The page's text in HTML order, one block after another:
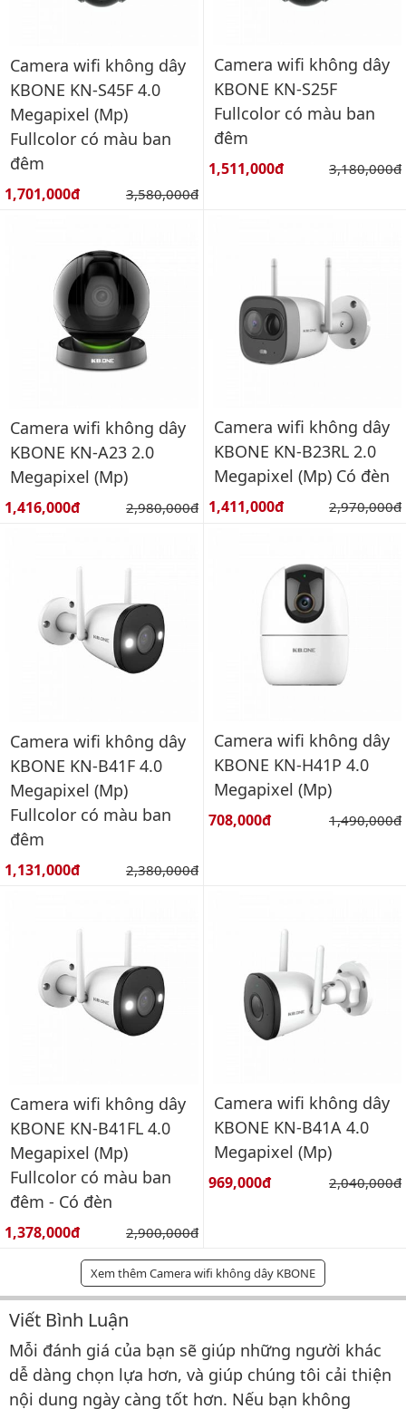
Camera wifi không dây
KBONE KN-S45F 4.0
Megapixel (Mp)
Fullcolor có màu ban
đêm
Giá bán:
1,701,000đ Giá gốc:
3,580,000đ
Camera wifi không dây
KBONE KN-S25F
Fullcolor có màu ban
đêm
Giá bán:
1,511,000đ Giá gốc:
3,180,000đ
Camera wifi không dây
KBONE KN-A23 2.0
Megapixel (Mp)
Giá bán:
1,416,000đ Giá gốc:
2,980,000đ
Camera wifi không dây
KBONE KN-B23RL 2.0
Megapixel (Mp) Có đèn
Giá bán:
1,411,000đ Giá gốc:
2,970,000đ
Camera wifi không dây
KBONE KN-B41F 4.0
Megapixel (Mp)
Fullcolor có màu ban
đêm
Giá bán:
1,131,000đ Giá gốc:
2,380,000đ
Camera wifi không dây
KBONE KN-H41P 4.0
Megapixel (Mp)
Giá bán:
708,000đ Giá gốc:
1,490,000đ
Camera wifi không dây
KBONE KN-B41FL 4.0
Megapixel (Mp)
Fullcolor có màu ban
đêm - Có đèn
Giá bán:
1,378,000đ Giá gốc:
2,900,000đ
Camera wifi không dây
KBONE KN-B41A 4.0
Megapixel (Mp)
Giá bán:
969,000đ Giá gốc:
2,040,000đ
Xem thêm Camera wifi không dây KBONE
Bình luận & Đánh giá
Viết Bình Luận
Mỗi đánh giá của bạn sẽ giúp những người khác
dễ dàng chọn lựa hơn, và giúp chúng tôi cải thiện
nội dung ngày càng tốt hơn. Nếu bạn không